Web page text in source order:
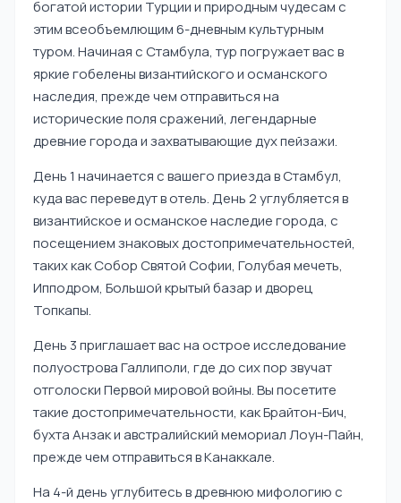
богатой истории Турции и природным чудесам с
этим всеобъемлющим 6-дневным культурным
туром. Начиная с Стамбула, тур погружает вас в
яркие гобелены византийского и османского
наследия, прежде чем отправиться на
исторические поля сражений, легендарные
древние города и захватывающие дух пейзажи.
День 1 начинается с вашего приезда в Стамбул,
куда вас переведут в отель. День 2 углубляется в
византийское и османское наследие города, с
посещением знаковых достопримечательностей,
таких как Собор Святой Софии, Голубая мечеть,
Ипподром, Большой крытый базар и дворец
Топкапы.
День 3 приглашает вас на острое исследование
полуострова Галлиполи, где до сих пор звучат
отголоски Первой мировой войны. Вы посетите
такие достопримечательности, как Брайтон-Бич,
бухта Анзак и австралийский мемориал Лоун-Пайн,
прежде чем отправиться в Канаккале.
На 4-й день углубитесь в древнюю мифологию с